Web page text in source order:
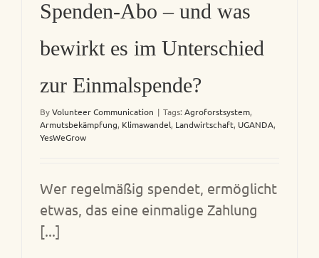
Spenden-Abo – und was
bewirkt es im Unterschied
zur Einmalspende?
ByVolunteer Communication | Tags: Agroforstsystem,
Armutsbekämpfung, Klimawandel, Landwirtschaft, UGANDA,
YesWeGrow
Wer regelmäßig spendet, ermöglicht
etwas, das eine einmalige Zahlung
[...]